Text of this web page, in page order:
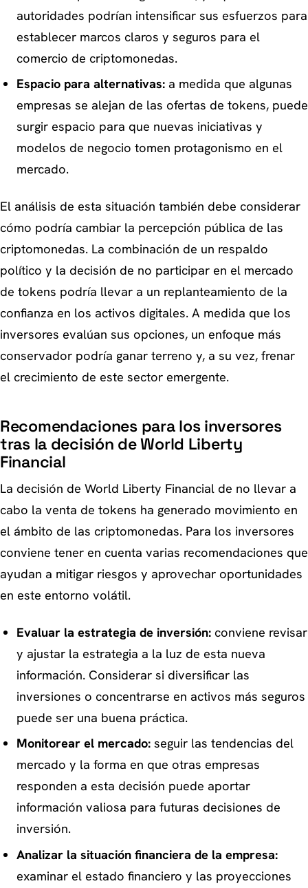
autoridades podrían intensificar sus esfuerzos para
establecer marcos claros y seguros para el
comercio de criptomonedas.
Espacio para alternativas:a medida que algunas
empresas se alejan de las ofertas de tokens, puede
surgir espacio para que nuevas iniciativas y
modelos de negocio tomen protagonismo en el
mercado.
El análisis de esta situación también debe considerar
cómo podría cambiar la percepción pública de las
criptomonedas. La combinación de un respaldo
político y la decisión de no participar en el mercado
de tokens podría llevar a un replanteamiento de la
confianza en los activos digitales. A medida que los
inversores evalúan sus opciones, un enfoque más
conservador podría ganar terreno y, a su vez, frenar
el crecimiento de este sector emergente.
Recomendaciones para los inversores
tras la decisión de World Liberty
Financial
La decisión de World Liberty Financial de no llevar a
cabo la venta de tokens ha generado movimiento en
el ámbito de las criptomonedas. Para los inversores
conviene tener en cuenta varias recomendaciones que
ayudan a mitigar riesgos y aprovechar oportunidades
en este entorno volátil.
Evaluar la estrategia de inversión:conviene revisar
y ajustar la estrategia a la luz de esta nueva
información. Considerar si diversificar las
inversiones o concentrarse en activos más seguros
puede ser una buena práctica.
Monitorear el mercado:seguir las tendencias del
mercado y la forma en que otras empresas
responden a esta decisión puede aportar
información valiosa para futuras decisiones de
inversión.
Analizar la situación financiera de la empresa:
examinar el estado financiero y las proyecciones